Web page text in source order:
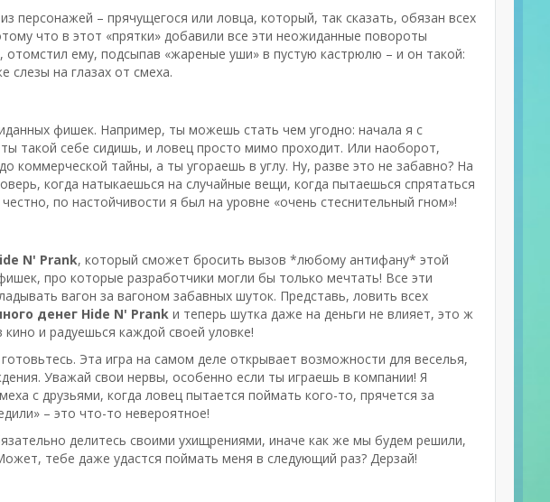
персонажей – прячущегося или ловца, который, так сказать, обязан всех
что в этот «прятки» добавили все эти неожиданные повороты
ему, подсыпав «жареные уши» в пустую кастрюлю – и он такой:
слезы на глазах от смеха.
фишек. Например, ты можешь стать чем угодно: начала я с
такой себе сидишь, и ловец просто мимо проходит. Или наоборот,
коммерческой тайны, а ты угораешь в углу. Ну, разве это не забавно? На
когда натыкаешься на случайные вещи, когда пытаешься спрятаться
по настойчивости я был на уровне «очень стеснительный гном»!
N' Prank, который сможет бросить вызов *любому антифану* этой
про которые разработчики могли бы только мечтать! Все эти
вагон за вагоном забавных шуток. Представь, ловить всех
денег Hide N' Prank и теперь шутка даже на деньги не влияет, это ж
и радуешься каждой своей уловке!
готовьтесь. Эта игра на самом деле открывает возможности для веселья,
Уважай свои нервы, особенно если ты играешь в компании! Я
с друзьями, когда ловец пытается поймать кого-то, прячется за
– это что-то невероятное!
делитесь своими ухищрениями, иначе как же мы будем решили,
тебе даже удастся поймать меня в следующий раз? Дерзай!